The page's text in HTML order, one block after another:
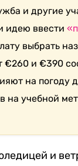
и другие
идею ввести
выбрать
€260 и €390
на погоду
на учебной
и